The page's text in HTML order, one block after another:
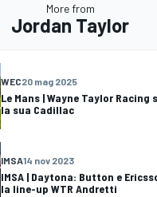
More from
Jordan Taylor
WEC20 mag 2025
Le Mans | Wayne Taylor
la sua Cadillac
IMSA14 nov 2023
IMSA | Daytona: Button e
la line-up WTR Andretti